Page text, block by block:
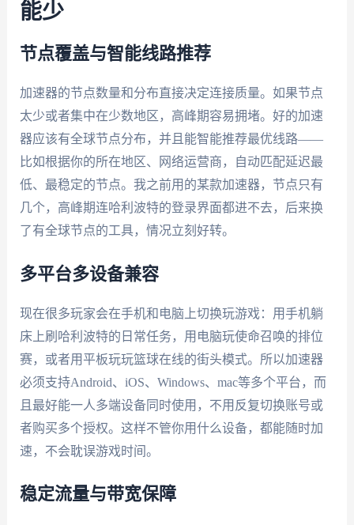
能少
节点覆盖与智能线路推荐
加速器的节点数量和分布直接决定连接质量。如果节点
太少或者集中在少数地区，高峰期容易拥堵。好的加速
器应该有全球节点分布，并且能智能推荐最优线路——
比如根据你的所在地区、网络运营商，自动匹配延迟最
低、最稳定的节点。我之前用的某款加速器，节点只有
几个，高峰期连哈利波特的登录界面都进不去，后来换
了有全球节点的工具，情况立刻好转。
多平台多设备兼容
现在很多玩家会在手机和电脑上切换玩游戏：用手机躺
床上刷哈利波特的日常任务，用电脑玩使命召唤的排位
赛，或者用平板玩玩篮球在线的街头模式。所以加速器
必须支持Android、iOS、Windows、mac等多个平台，而
且最好能一人多端设备同时使用，不用反复切换账号或
者购买多个授权。这样不管你用什么设备，都能随时加
速，不会耽误游戏时间。
稳定流量与带宽保障